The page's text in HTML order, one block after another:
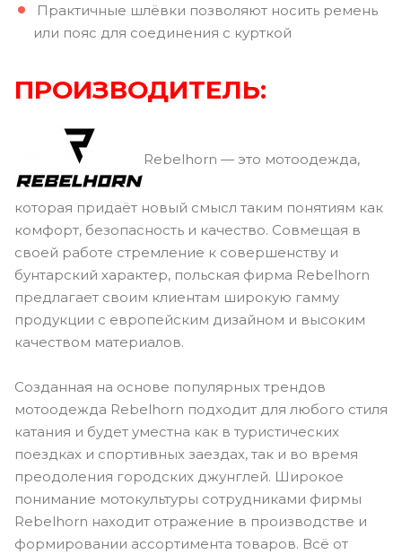
Практичные шлёвки позволяют носить ремень
или пояс для соединения с курткой
ПРОИЗВОДИТЕЛЬ:
Rebelhorn — это мотоодежда,
которая придаёт новый смысл таким понятиям как
комфорт, безопасность и качество. Совмещая в
своей работе стремление к совершенству и
бунтарский характер, польская фирма Rebelhorn
предлагает своим клиентам широкую гамму
продукции с европейским дизайном и высоким
качеством материалов.
Созданная на основе популярных трендов
мотоодежда Rebelhorn подходит для любого стиля
катания и будет уместна как в туристических
поездках и спортивных заездах, так и во время
преодоления городских джунглей. Широкое
понимание мотокультуры сотрудниками фирмы
Rebelhorn находит отражение в производстве и
формировании ассортимента товаров. Всё от